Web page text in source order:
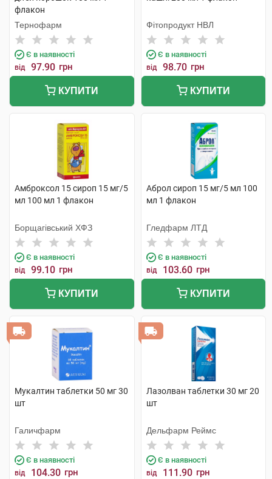
флакон
Тернофарм
Є в наявності
від 97.90 грн
КУПИТИ
Фітопродукт НВЛ
Є в наявності
від 98.70 грн
КУПИТИ
Амброксол 15 сироп 15 мг/5
мл 100 мл 1 флакон
Борщагівський ХФЗ
Є в наявності
від 99.10 грн
КУПИТИ
Аброл сироп 15 мг/5 мл 100
мл 1 флакон
Гледфарм ЛТД
Є в наявності
від 103.60 грн
КУПИТИ
Мукалтин таблетки 50 мг 30
шт
Галичфарм
Є в наявності
від 104.30 грн
Лазолван таблетки 30 мг 20
шт
Дельфарм Реймс
Є в наявності
від 111.90 грн